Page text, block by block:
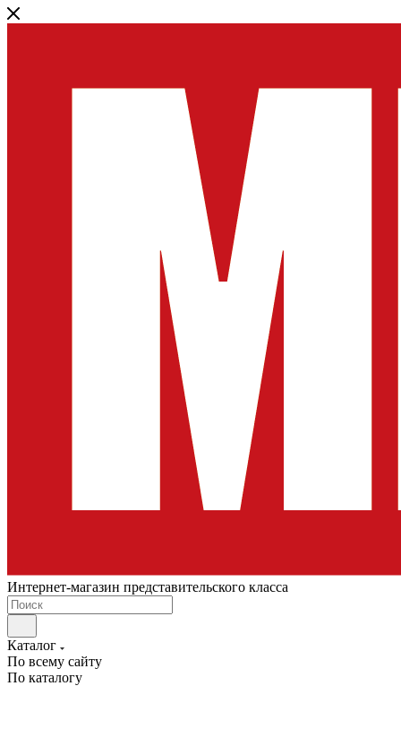
Интернет-магазин представительского класса
Каталог
По всему сайту
По каталогу